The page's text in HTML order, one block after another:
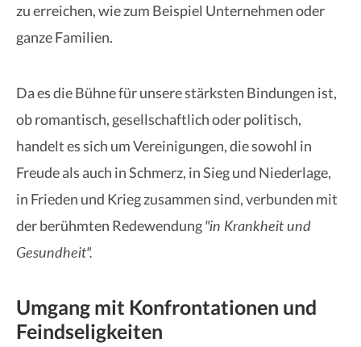
zu erreichen, wie zum Beispiel Unternehmen oder
ganze Familien.
Da es die Bühne für unsere stärksten Bindungen ist,
ob romantisch, gesellschaftlich oder politisch,
handelt es sich um Vereinigungen, die sowohl in
Freude als auch in Schmerz, in Sieg und Niederlage,
in Frieden und Krieg zusammen sind, verbunden mit
der berühmten Redewendung"in Krankheit und
Gesundheit".
Umgang mit Konfrontationen und
Feindseligkeiten